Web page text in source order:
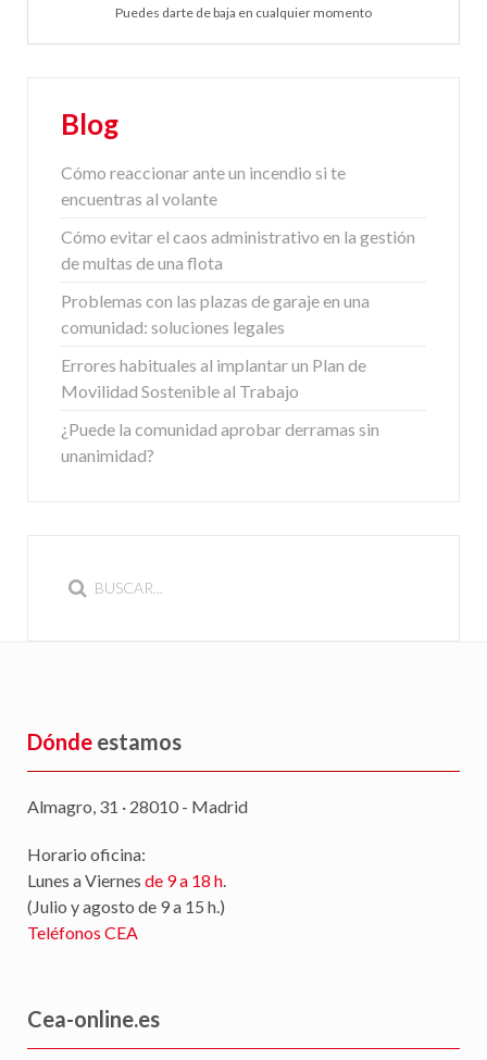
Puedes darte de baja en cualquier momento
Blog
Cómo reaccionar ante un incendio si te
encuentras al volante
Cómo evitar el caos administrativo en la gestión
de multas de una flota
Problemas con las plazas de garaje en una
comunidad: soluciones legales
Errores habituales al implantar un Plan de
Movilidad Sostenible al Trabajo
¿Puede la comunidad aprobar derramas sin
unanimidad?
Dónde estamos
Almagro, 31 · 28010 - Madrid
Horario oficina:
Lunes a Viernes de 9 a 18 h
(Julio y agosto de 9 a 15 h.)
Teléfonos CEA
Cea-online.es